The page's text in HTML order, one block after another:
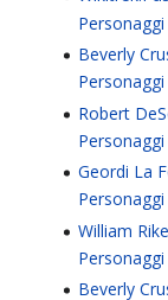
Personaggi
Beverly
Robert
Geordi La
Personaggi
William
Beverly